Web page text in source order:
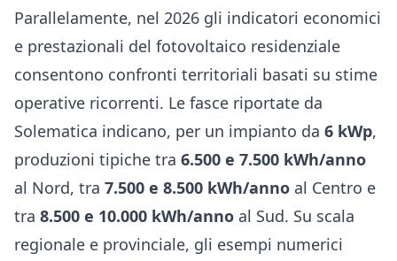
Parallelamente, nel 2026 gli indicatori economici
e prestazionali del fotovoltaico residenziale
consentono confronti territoriali basati su stime
operative ricorrenti. Le fasce riportate da
Solematica indicano, per un impianto da 6 kWp,
produzioni tipiche tra 6.500 e 7.500 kWh/anno
al Nord, tra 7.500 e 8.500 kWh/anno al Centro e
tra 8.500 e 10.000 kWh/anno al Sud. Su scala
regionale e provinciale, gli esempi numerici